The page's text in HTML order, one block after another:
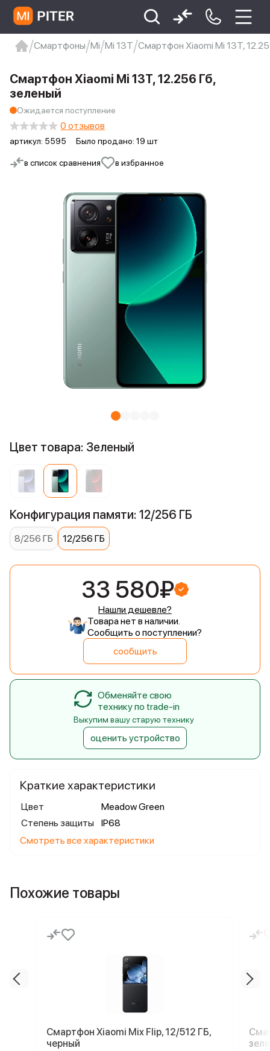
Xiaomi 9 про
xiaomi redmi 12c
Смартфоны Mi Mi 13T Смартфон Xiaomi Mi 13T,
в список сравнения в избранное
Смартфон Xiaomi Mi 13T, 12.256 Гб,
зеленый
Ожидается поступление
артикул: 5595 Было продано: 19 шт
0 отзывов
Краткие характеристики
Цвет
Meadow Green
Степень защиты
IP68
Смотреть все характеристики
Цвет товара: Зеленый
Конфигурация памяти: 12/256 ГБ
8/256 ГБ 12/256 ГБ
33 580₽
Нашли дешевле?
Товара нет в наличии.
Сообщить о поступлении?
сообщить
Обменяйте свою
технику по trade-in
Выкупим вашу старую технику
оценить устройство
Похожие товары
Смартфон Xiaomi Mix Flip, 12/512 ГБ,
черный